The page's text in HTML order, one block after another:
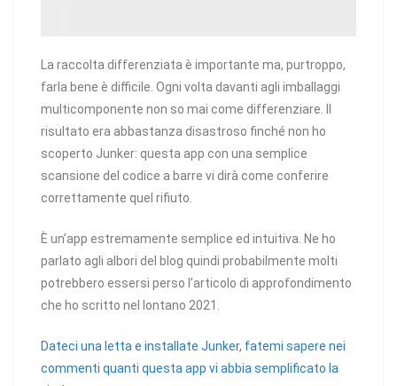
La raccolta differenziata è importante ma, purtroppo,
farla bene è difficile. Ogni volta davanti agli imballaggi
multicomponente non so mai come differenziare. Il
risultato era abbastanza disastroso finché non ho
scoperto Junker: questa app con una semplice
scansione del codice a barre vi dirà come conferire
correttamente quel rifiuto.
È un’app estremamente semplice ed intuitiva. Ne ho
parlato agli albori del blog quindi probabilmente molti
potrebbero essersi perso l’articolo di approfondimento
che ho scritto nel lontano 2021.
Dateci una letta e installate Junker, fatemi sapere nei
commenti quanti questa app vi abbia semplificato la